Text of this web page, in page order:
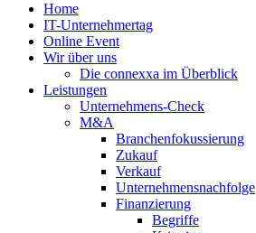
Home
IT-Unternehmertag
Online Event
Wir über uns
Die connexxa im Überblick
Leistungen
Unternehmens-Check
M&A
Branchenfokussierung
Zukauf
Verkauf
Unternehmensnachfolge
Finanzierung
Begriffe